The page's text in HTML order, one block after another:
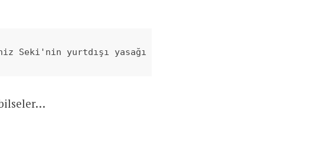
Seki'nin yurtdışı yasağı olmasına rağmen mahkeme